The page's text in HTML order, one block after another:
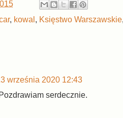
, kowal , Księstwo Warszawskie,
września 2020 12:43
serdecznie.